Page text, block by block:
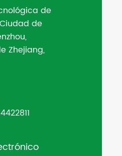
de
de
Zhejiang,